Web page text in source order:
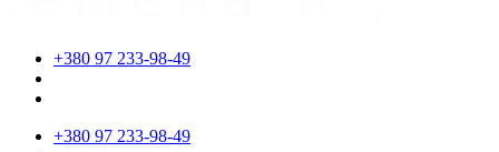
+380 97 233-98-49
+380 97 233-98-49